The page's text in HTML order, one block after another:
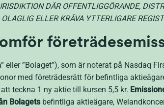
DÄR OFFENTLIGGÖRANDE,
ELLER KRÄVA YTTERLIGARE
eller ”Bolaget”), som är noterat på Nasdaq
med företrädesrätt för befintliga
teckna 1 ny aktie till kursen 5,5 kr.
Bolagets befintliga aktieägare,